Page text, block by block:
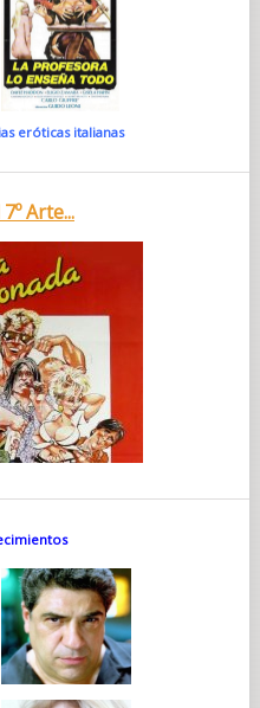
eróticas italianas
Arte...